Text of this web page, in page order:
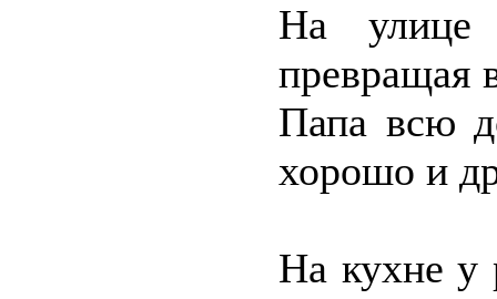
На улице
превращая
Папа всю
хорошо и
На кухне у